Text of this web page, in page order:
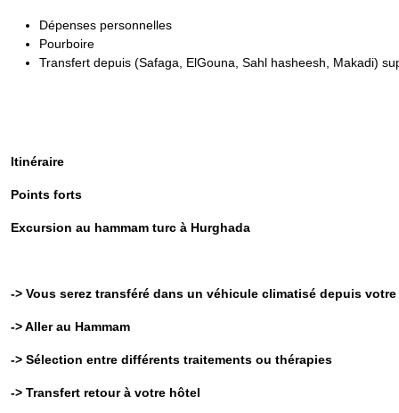
Dépenses personnelles
Pourboire
Transfert depuis (Safaga, ElGouna, Sahl hasheesh, Makadi)
Itinéraire
Points forts
Excursion au hammam turc à Hurghada
-> Vous serez transféré dans un véhicule climatisé depuis
-> Aller au Hammam
-> Sélection entre différents traitements ou thérapies
-> Transfert retour à votre hôtel